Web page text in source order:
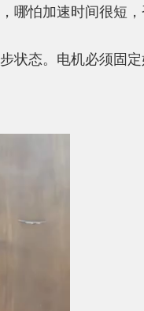
哪怕加速时间很短
态。电机必须固定